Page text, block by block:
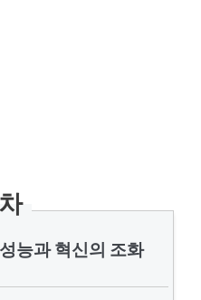
능과 혁신의 조화